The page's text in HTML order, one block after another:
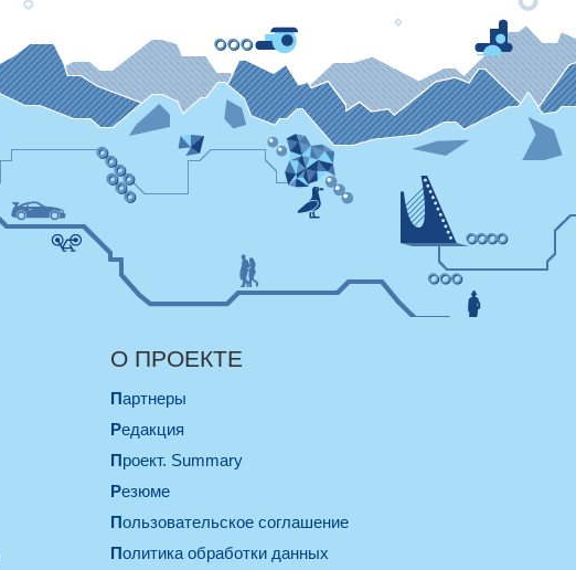
О ПРОЕКТЕ
Партнеры
Редакция
Проект. Summary
Резюме
Пользовательское соглашение
Политика обработки данных